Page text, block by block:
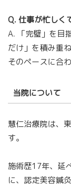
Q. 仕事が忙しく
A. 「完璧」を目
だけ」を積み重
そのペースに合
当院について
慧仁治療院は、
す。
施術歴17年、延
に、認定美容鍼